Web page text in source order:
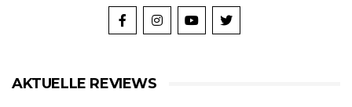
AKTUELLE REVIEWS